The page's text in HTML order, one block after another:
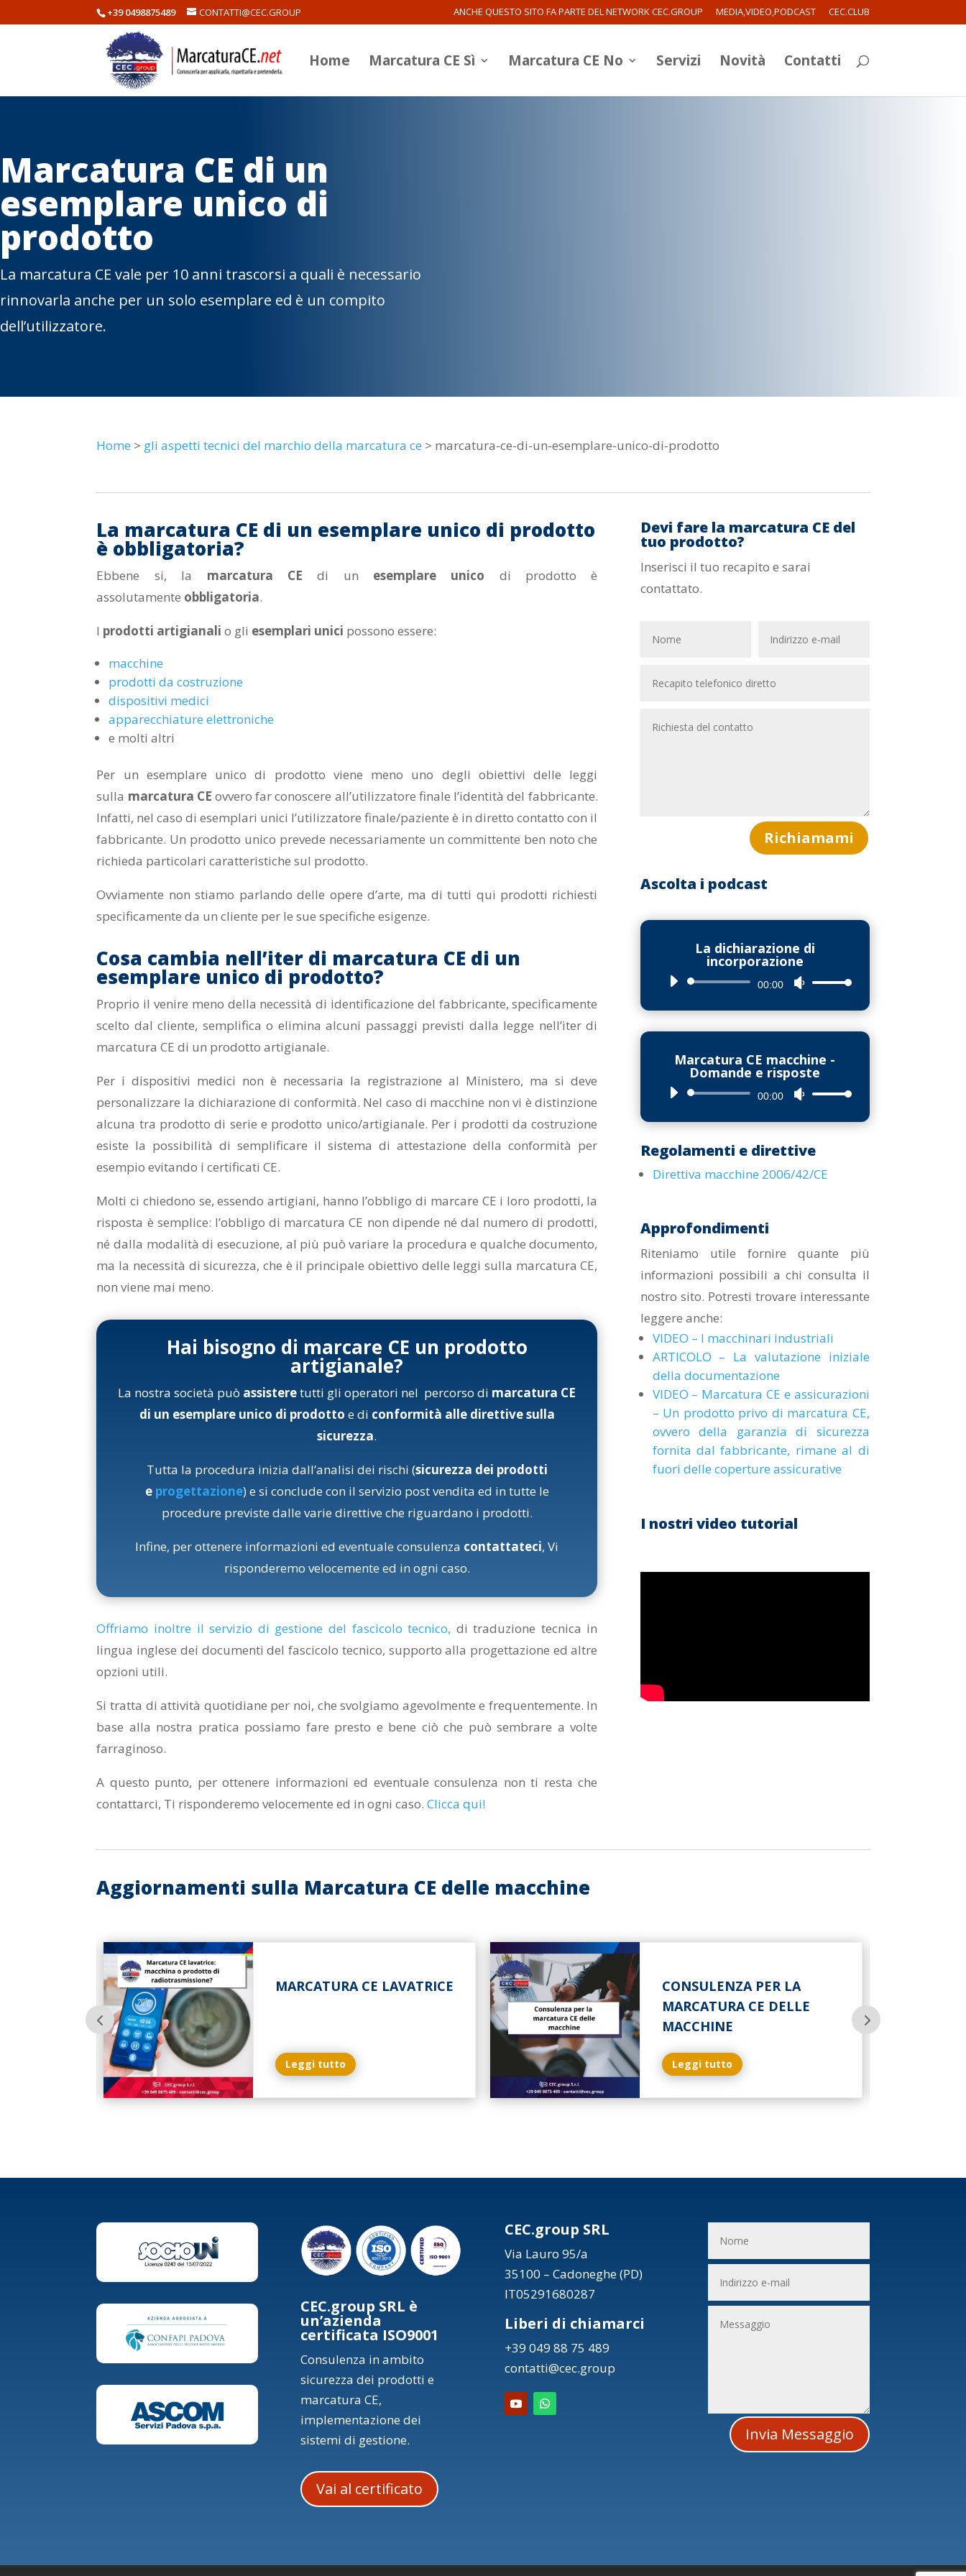
+39 0498875489 CONTATTI@CEC.GROUP ANCHE QUESTO SITO FA PARTE DEL NETWORK CEC.GROUP MEDIA,VIDEO,PODCAST CEC.CLUB
Home Marcatura CE Sì Marcatura CE No Servizi Novità Contatti
Marcatura CE di un
esemplare unico di
prodotto
La marcatura CE vale per 10 anni trascorsi a quali è necessario
rinnovarla anche per un solo esemplare ed è un compito
dell’utilizzatore.
Home > gli aspetti tecnici del marchio della marcatura ce > marcatura-ce-di-un-esemplare-unico-di-prodotto
La marcatura CE di un esemplare unico di prodotto
è obbligatoria?
Ebbene si, la marcatura CE di un esemplare unico di prodotto è
assolutamente obbligatoria.
I prodotti artigianali o gli esemplari unici possono essere:
macchine
prodotti da costruzione
dispositivi medici
apparecchiature elettroniche
e molti altri
Per un esemplare unico di prodotto viene meno uno degli obiettivi delle leggi
sulla marcatura CE ovvero far conoscere all’utilizzatore finale l’identità del fabbricante.
Infatti, nel caso di esemplari unici l’utilizzatore finale/paziente è in diretto contatto con il
fabbricante. Un prodotto unico prevede necessariamente un committente ben noto che
richieda particolari caratteristiche sul prodotto.
Ovviamente non stiamo parlando delle opere d’arte, ma di tutti qui prodotti richiesti
specificamente da un cliente per le sue specifiche esigenze.
Cosa cambia nell’iter di marcatura CE di un
esemplare unico di prodotto?
Proprio il venire meno della necessità di identificazione del fabbricante, specificamente
scelto dal cliente, semplifica o elimina alcuni passaggi previsti dalla legge nell’iter di
marcatura CE di un prodotto artigianale.
Per i dispositivi medici non è necessaria la registrazione al Ministero, ma si deve
personalizzare la dichiarazione di conformità. Nel caso di macchine non vi è distinzione
alcuna tra prodotto di serie e prodotto unico/artigianale. Per i prodotti da costruzione
esiste la possibilità di semplificare il sistema di attestazione della conformità per
esempio evitando i certificati CE.
Molti ci chiedono se, essendo artigiani, hanno l’obbligo di marcare CE i loro prodotti, la
risposta è semplice: l’obbligo di marcatura CE non dipende né dal numero di prodotti,
né dalla modalità di esecuzione, al più può variare la procedura e qualche documento,
ma la necessità di sicurezza, che è il principale obiettivo delle leggi sulla marcatura CE,
non viene mai meno.
Hai bisogno di marcare CE un prodotto
artigianale?
La nostra società può assisteretutti gli operatori nel percorso di marcatura CE
di un esemplare unico di prodotto e di conformità alle direttive sulla
sicurezza.
Tutta la procedura inizia dall’analisi dei rischi (sicurezza dei prodotti
e progettazione) e si conclude con il servizio post vendita ed in tutte le
procedure previste dalle varie direttive che riguardano i prodotti.
Infine, per ottenere informazioni ed eventuale consulenza contattateci, Vi
risponderemo velocemente ed in ogni caso.
Offriamo inoltre il servizio di gestione del fascicolo tecnico, di traduzione tecnica in
lingua inglese dei documenti del fascicolo tecnico, supporto alla progettazione ed altre
opzioni utili.
Si tratta di attività quotidiane per noi, che svolgiamo agevolmente e frequentemente. In
base alla nostra pratica possiamo fare presto e bene ciò che può sembrare a volte
farraginoso.
A questo punto, per ottenere informazioni ed eventuale consulenza non ti resta che
contattarci, Ti risponderemo velocemente ed in ogni caso.Clicca qui!
Devi fare la marcatura CE del
tuo prodotto?
Inserisci il tuo recapito e sarai
contattato.
Richiamami
Ascolta i podcast
La dichiarazione di
incorporazione
Audio
00:00
Usa
su/giù
o
diminuire
Marcatura CE macchine -
Domande e risposte
Audio
00:00
Usa
freccia
su/giù
diminuire
il
volume.
Regolamenti e direttive
Direttiva macchine 2006/42/CE
Approfondimenti
Riteniamo utile fornire quante più
informazioni possibili a chi consulta il
nostro sito. Potresti trovare interessante
leggere anche:
VIDEO – I macchinari industriali
ARTICOLO – La valutazione iniziale
della documentazione
VIDEO – Marcatura CE e assicurazioni
– Un prodotto privo di marcatura CE,
ovvero della garanzia di sicurezza
fornita dal fabbricante, rimane al di
fuori delle coperture assicurative
I nostri video tutorial
Aggiornamenti sulla Marcatura CE delle macchine
MARCATURA CE LAVATRICE
Leggi tutto
CONSULENZA PER LA
MARCATURA CE DELLE
MACCHINE
Leggi tutto
CEC.group SRL è
un’azienda
certificata ISO9001
Consulenza in ambito
sicurezza dei prodotti e
marcatura CE,
implementazione dei
sistemi di gestione.
Vai al certificato
CEC.group SRL
Via Lauro 95/a
35100 – Cadoneghe (PD)
IT05291680287
Liberi di chiamarci
+39 049 88 75 489
contatti@cec.group
Invia Messaggio